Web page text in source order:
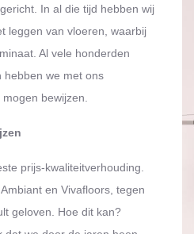
In al die tijd hebben wij
leggen van vloeren, waarbij
Al vele honderden
hebben we met ons
bewijzen.
prijs-kwaliteitverhouding.
en Vivafloors, tegen
geloven. Hoe dit kan?